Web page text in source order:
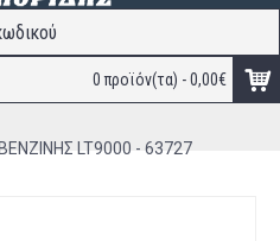
0 προϊόν(τα) - 0,00€
LT9000 - 63727